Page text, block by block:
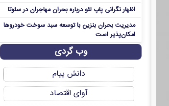
اظهار نگرانی پاپ لئو درباره بحران مهاجران در سئوتا
مدیریت بحران بنزین با توسعه سبد سوخت خودروها
امکان‌پذیر است
وب گردی
دانش پیام
آوای اقتصاد